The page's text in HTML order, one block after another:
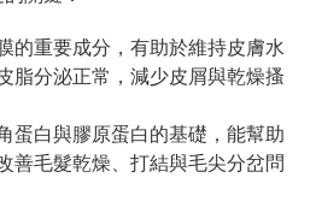
的重要成分，有助於維持皮膚水
脂分泌正常，減少皮屑與乾燥搔
蛋白與膠原蛋白的基礎，能幫助
善毛髮乾燥、打結與毛尖分岔問